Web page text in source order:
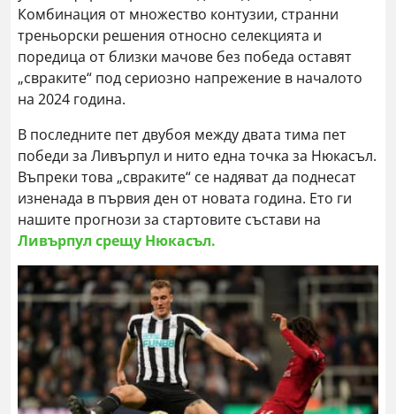
Комбинация от множество контузии, странни
треньорски решения относно селекцията и
поредица от близки мачове без победа оставят
„свраките“ под сериозно напрежение в началото
на 2024 година.
В последните пет двубоя между двата тима пет
победи за Ливърпул и нито една точка за Нюкасъл.
Въпреки това „свраките“ се надяват да поднесат
изненада в първия ден от новата година. Ето ги
нашите прогнози за стартовите състави на
Ливърпул срещу Нюкасъл.